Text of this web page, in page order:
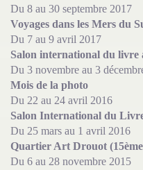
Du 8 au 30 septembre 2017
Voyages dans les Mers du
Du 7 au 9 avril 2017
Salon international du livre
Du 3 novembre au 3
Mois de la photo
Du 22 au 24 avril 2016
Salon International du
Du 25 mars au 1 avril 2016
Quartier Art Drouot
Du 6 au 28 novembre 2015